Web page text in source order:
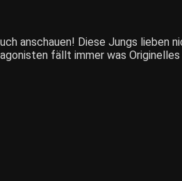
anschauen! Diese Jungs lieben
fällt immer was